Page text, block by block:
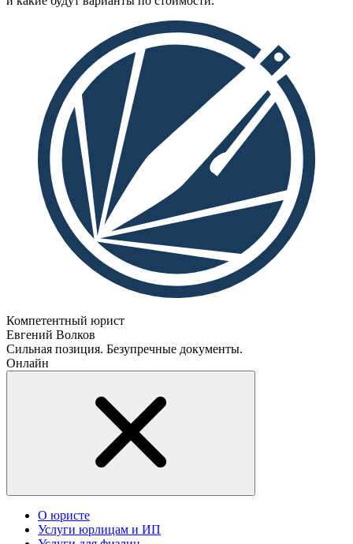
Компетентный юрист
Евгений Волков
Сильная позиция. Безупречные документы.
Онлайн
О юристе
Услуги юрлицам и ИП